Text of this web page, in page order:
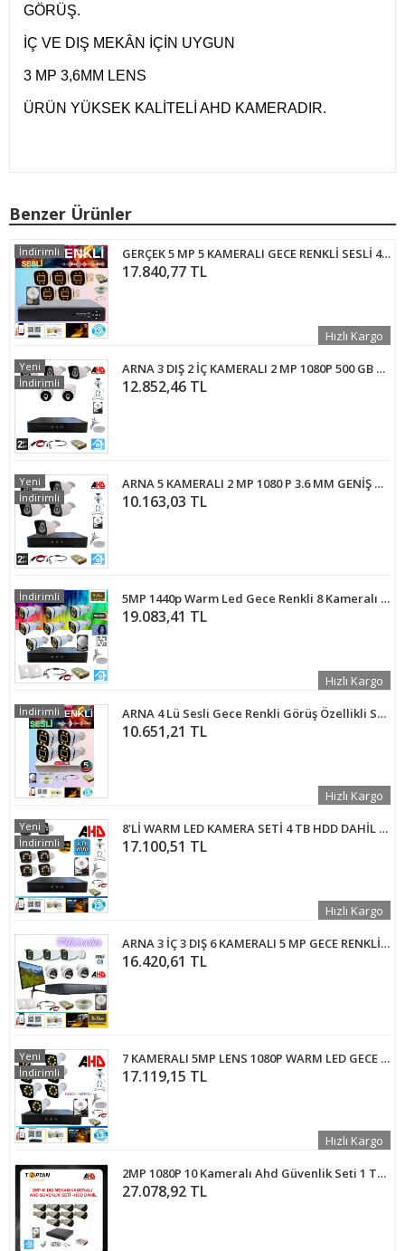
GÖRÜŞ.
İÇ VE DIŞ MEKÂN İÇİN UYGUN
3 MP 3,6MM LENS
ÜRÜN YÜKSEK KALİTELİ AHD KAMERADIR.
Benzer Ürünler
GERÇEK 5 MP 5 KAMERALI GECE RENKLİ SESLİ 4 TB HDD DAHİL AHD GÜVENLİK SETİ - ST400055
17.840,77 TL
İndirimli
Hızlı Kargo
ARNA 3 DIŞ 2 İÇ KAMERALI 2 MP 1080P 500 GB HARDDİSK DAHİL AHD GÜVENLİK SETİ - ST-232500
12.852,46 TL
Yeni
İndirimli
ARNA 5 KAMERALI 2 MP 1080 P 3.6 MM GENİŞ AÇILI 250 GB HARD DİSK DAHİL GÜVENLİK KAMERA SETİ - ST25250
10.163,03 TL
Yeni
İndirimli
5MP 1440p Warm Led Gece Renkli 8 Kameralı 2 TB Harddisk Dahil AHD Güvenlik Kamerası Seti - ST-582T
19.083,41 TL
İndirimli
Hızlı Kargo
ARNA 4 Lü Sesli Gece Renkli Görüş Özellikli Su Geçirmez Güvenlik Kamerası Seti 320GB - ST32025S
10.651,21 TL
İndirimli
Hızlı Kargo
8'Lİ WARM LED KAMERA SETİ 4 TB HDD DAHİL FULL SET - 8420WY
17.100,51 TL
Yeni
İndirimli
Hızlı Kargo
ARNA 3 İÇ 3 DIŞ 6 KAMERALI 5 MP GECE RENKLİ AHD GÜVENLİK SETİ 1 TB HDD DAHİL- ST-100533W
16.420,61 TL
7 KAMERALI 5MP LENS 1080P WARM LED GECE RENKLİ 4 TB HDD DAHİL GÜVENLİK SETİ - 274W
17.119,15 TL
Yeni
İndirimli
Hızlı Kargo
2MP 1080P 10 Kameralı Ahd Güvenlik Seti 1 TB Harddisk Dahil ARNA-7410
27.078,92 TL